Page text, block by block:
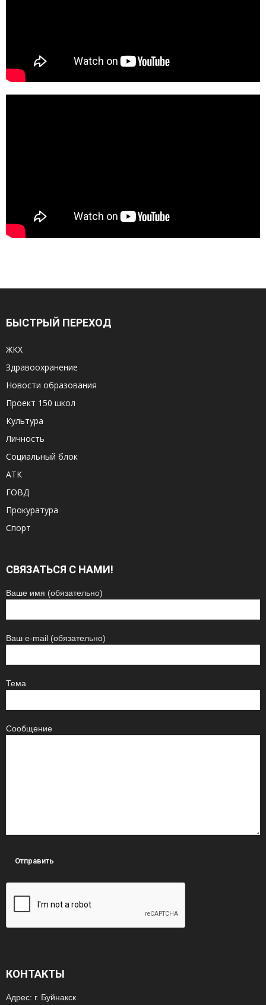
БЫСТРЫЙ ПЕРЕХОД
ЖКХ
Здравоохранение
Новости образования
Проект 150 школ
Культура
Личность
Социальный блок
АТК
ГОВД
Прокуратура
Спорт
СВЯЗАТЬСЯ С НАМИ!
Ваше имя (обязательно)
Ваш e-mail (обязательно)
Тема
Сообщение
КОНТАКТЫ
Адрес: г. Буйнакск